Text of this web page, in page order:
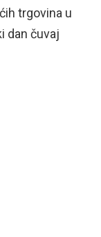
trgovina u
dan čuvaj